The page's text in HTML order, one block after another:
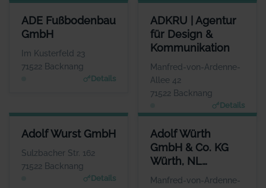
ADE Fußbodenbau
GmbH
Im Kusterfeld 23
71522 Backnang
Details
ADE FUSSBODENBAU GMBH
www.adegmbh.de
ADKRU | Agentur
für Design &
Kommunikation
Manfred-von-Ardenne-
Allee 42
71522 Backnang
Details
ADKRU | AGENTUR FÜR
Adolf Wurst GmbH
Sulzbacher Str. 162
71522 Backnang
Details
ADOLF WURST GMBH
Herr Mario Bay
www.badforumbacknan
g.de
Adolf Würth
GmbH & Co. KG
Würth, NL
Backnang
Manfred-von-Ardenne-
ADOLF WÜRTH GMBH & CO.